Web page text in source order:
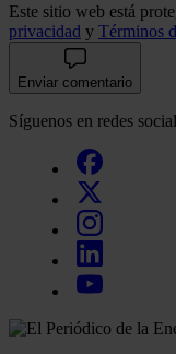
Este sitio web está
privacidad y Términos
Enviar comentario
Síguenos en redes